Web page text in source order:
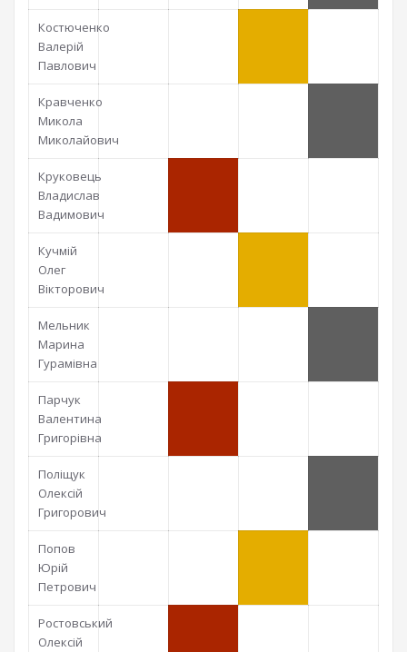
Костюченко
Валерій
Павлович
Кравченко
Микола
Миколайович
Круковець
Владислав
Вадимович
Кучмій
Олег
Вікторович
Мельник
Марина
Гурамівна
Парчук
Валентина
Григорівна
Поліщук
Олексій
Григорович
Попов
Юрій
Петрович
Ростовський
Олексій